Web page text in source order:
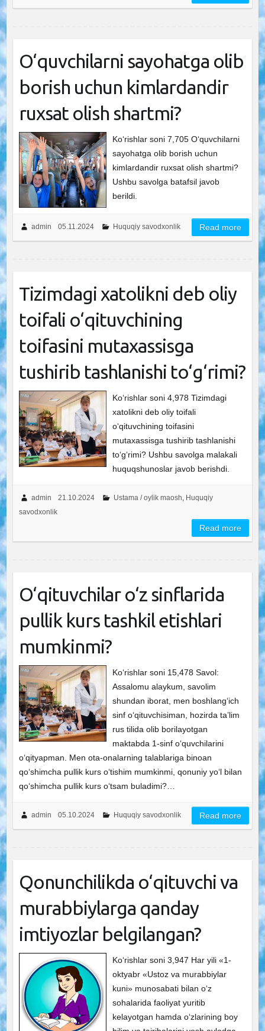
O‘quvchilarni sayohatga olib
borish uchun kimlardandir
ruxsat olish shartmi?
Ko‘rishlar soni 7,705 O‘quvchilarni
sayohatga olib borish uchun
kimlardandir ruxsat olish shartmi?
Ushbu savolga batafsil javob
berildi.
admin 05.11.2024 Huquqiy savodxonlik Read more
Tizimdagi xatolikni deb oliy
toifali o‘qituvchining
toifasini mutaxassisga
tushirib tashlanishi to‘g‘rimi?
Ko‘rishlar soni 4,978 Tizimdagi
xatolikni deb oliy toifali
o‘qituvchining toifasini
mutaxassisga tushirib tashlanishi
to‘g‘rimi? Ushbu savolga malakali
huquqshunoslar javob berishdi.
admin 21.10.2024 Ustama / oylik maosh, Huquqiy
savodxonlik
Read more
O‘qituvchilar o‘z sinflarida
pullik kurs tashkil etishlari
mumkinmi?
Ko‘rishlar soni 15,478 Savol:
Assalomu alaykum, savolim
shundan iborat, men boshlang‘ich
sinf o‘qituvchisiman, hozirda ta’lim
rus tilida olib borilayotgan
maktabda 1-sinf o‘quvchilarini
o‘qityapman. Men ota-onalarning talablariga binoan
qo‘shimcha pullik kurs o‘tishim mumkinmi, qonuniy yo‘l bilan
qo‘shimcha pullik kurs o‘tsam buladimi?…
admin 05.10.2024 Huquqiy savodxonlik Read more
Qonunchilikda o‘qituvchi va
murabbiylarga qanday
imtiyozlar belgilangan?
Ko‘rishlar soni 3,947 Har yili «1-
oktyabr «Ustoz va murabbiylar
kuni» munosabati bilan o‘z
sohalarida faoliyat yuritib
kelayotgan hamda o‘zlarining boy